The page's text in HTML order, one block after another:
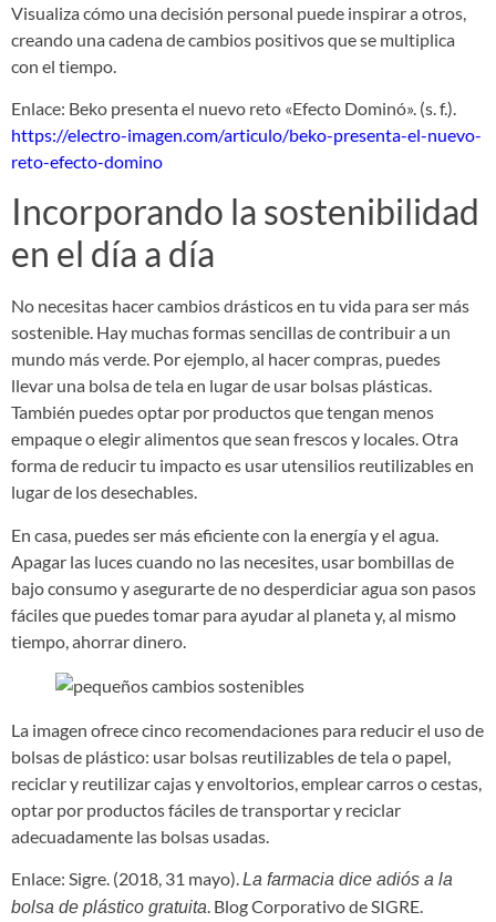
Visualiza cómo una decisión personal puede inspirar a otros,
creando una cadena de cambios positivos que se multiplica
con el tiempo.
Enlace: Beko presenta el nuevo reto «Efecto Dominó». (s. f.).
https://electro-imagen.com/articulo/beko-presenta-el-nuevo-
reto-efecto-domino
Incorporando la sostenibilidad
en el día a día
No necesitas hacer cambios drásticos en tu vida para ser más
sostenible. Hay muchas formas sencillas de contribuir a un
mundo más verde. Por ejemplo, al hacer compras, puedes
llevar una bolsa de tela en lugar de usar bolsas plásticas.
También puedes optar por productos que tengan menos
empaque o elegir alimentos que sean frescos y locales. Otra
forma de reducir tu impacto es usar utensilios reutilizables en
lugar de los desechables.
En casa, puedes ser más eficiente con la energía y el agua.
Apagar las luces cuando no las necesites, usar bombillas de
bajo consumo y asegurarte de no desperdiciar agua son pasos
fáciles que puedes tomar para ayudar al planeta y, al mismo
tiempo, ahorrar dinero.
La imagen ofrece cinco recomendaciones para reducir el uso de
bolsas de plástico: usar bolsas reutilizables de tela o papel,
reciclar y reutilizar cajas y envoltorios, emplear carros o cestas,
optar por productos fáciles de transportar y reciclar
adecuadamente las bolsas usadas.
Enlace: Sigre. (2018, 31 mayo).La farmacia dice adiós a la
bolsa de plástico gratuita. Blog Corporativo de SIGRE.